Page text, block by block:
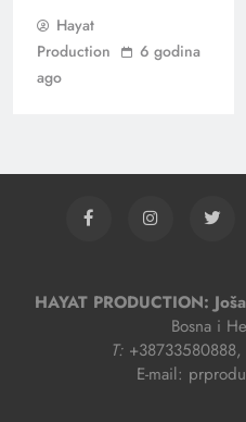
Hayat
Production
6 godina
ago
HAYAT PRODUCTION:
Bosna i
T:+38733580888,
E-mail: